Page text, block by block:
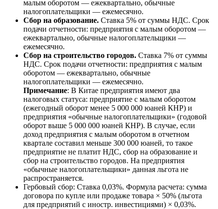
малым оборотом — ежеквартально, обычные
налогоплательщики — ежемесячно.
Сбор на образование. Ставка 5% от суммы НДС. Срок
подачи отчетности: предприятия с малым оборотом —
ежеквартально, обычные налогоплательщики —
ежемесячно.
Сбор на строительство городов. Ставка 7% от суммы
НДС. Срок подачи отчетности: предприятия с малым
оборотом — ежеквартально, обычные
налогоплательщики — ежемесячно.
Примечание: В Китае предприятия имеют два
налоговых статуса: предприятие с малым оборотом
(ежегодный оборот менее 5 000 000 юаней КНР) и
предприятия «обычные налогоплательщики» (годовой
оборот выше 5 000 000 юаней КНР). В случае, если
доход предприятия с малым оборотом в отчетном
квартале составил меньше 300 000 юаней, то такое
предприятие не платит НДС, сбор на образование и
сбор на строительство городов. На предприятия
«обычные налогоплательщики» данная льгота не
распространяется.
Гербовый сбор: Ставка 0,03%. Формула расчета: сумма
договора по купле или продаже товара × 50% (льгота
для предприятий с иностр. инвестициями) × 0,03%.